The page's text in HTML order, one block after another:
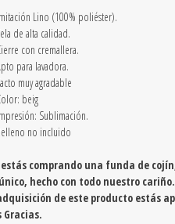
Lino (100% poliéster).
de alta calidad.
con cremallera.
para lavadora.
muy agradable
beig
Sublimación.
no incluido
estás comprando una funda de
hecho con todo nuestro cariño.
de este producto estás
Gracias.